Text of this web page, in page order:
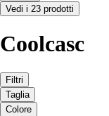
Vedi i 23 prodotti
Coolcasc
Filtri
Taglia
Colore